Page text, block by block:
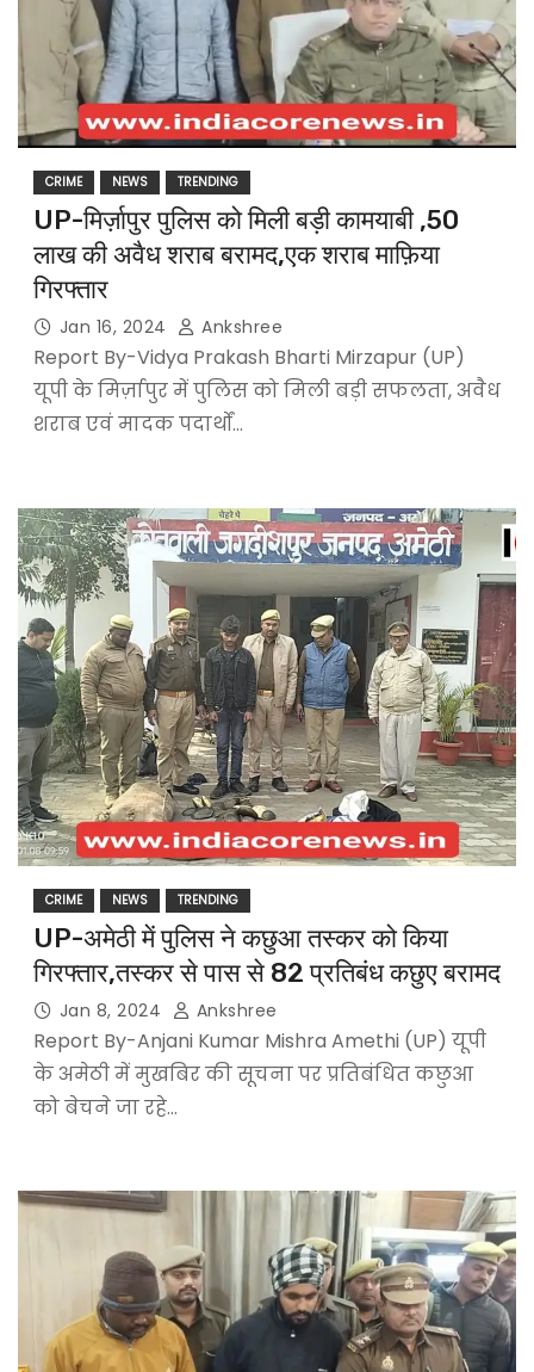
CRIME NEWS TRENDING
UP-मिर्ज़ापुर पुलिस को मिली बड़ी कामयाबी ,50
लाख की अवैध शराब बरामद,एक शराब माफ़िया
गिरफ्तार
Jan 16, 2024 Ankshree
Report By-Vidya Prakash Bharti Mirzapur (UP)
यूपी के मिर्ज़ापुर में पुलिस को मिली बड़ी सफलता, अवैध
शराब एवं मादक पदार्थों…
CRIME NEWS TRENDING
UP-अमेठी में पुलिस ने कछुआ तस्कर को किया
गिरफ्तार,तस्कर से पास से 82 प्रतिबंध कछुए बरामद
Jan 8, 2024 Ankshree
Report By-Anjani Kumar Mishra Amethi (UP) यूपी
के अमेठी में मुखबिर की सूचना पर प्रतिबंधित कछुआ
को बेचने जा रहे…